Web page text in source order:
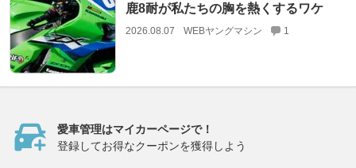
鹿8耐が私たちの胸を熱くするワケ
2026.08.07 WEBヤングマシン 1
愛車管理はマイカーページで！
登録してお得なクーポンを獲得しよう